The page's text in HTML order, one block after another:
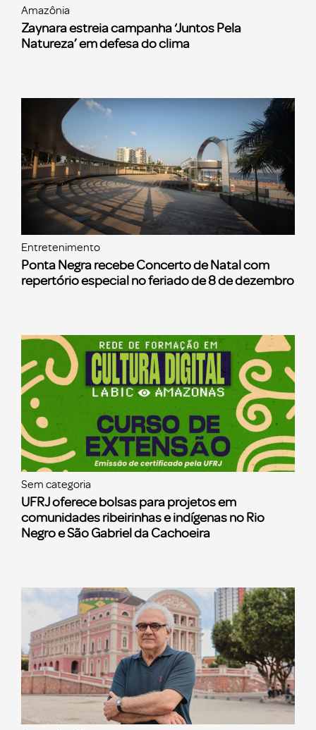
Amazônia
Zaynara estreia campanha ‘Juntos Pela
Natureza’ em defesa do clima
Entretenimento
Ponta Negra recebe Concerto de Natal com
repertório especial no feriado de 8 de dezembro
Sem categoria
UFRJ oferece bolsas para projetos em
comunidades ribeirinhas e indígenas no Rio
Negro e São Gabriel da Cachoeira